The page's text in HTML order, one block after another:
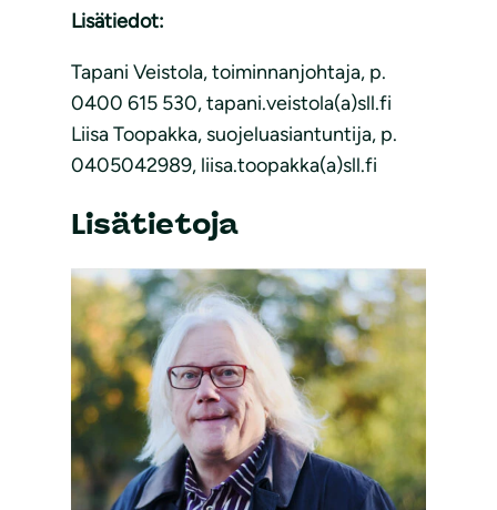
Lisätiedot:
Tapani Veistola, toiminnanjohtaja, p.
0400 615 530, tapani.veistola(a)sll.fi
Liisa Toopakka, suojeluasiantuntija, p.
0405042989, liisa.toopakka(a)sll.fi
Lisätietoja